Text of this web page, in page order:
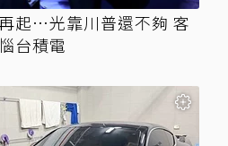
起…光靠川普還不夠 客
台積電